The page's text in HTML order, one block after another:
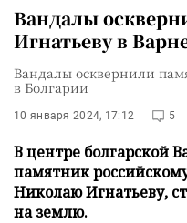
Вандалы
Игнатьеву в
Вандалы осквернили
в Болгарии
10 января 2024, 17:12 5
В центре болгарской
памятник
Николаю Игнатьеву,
на землю.